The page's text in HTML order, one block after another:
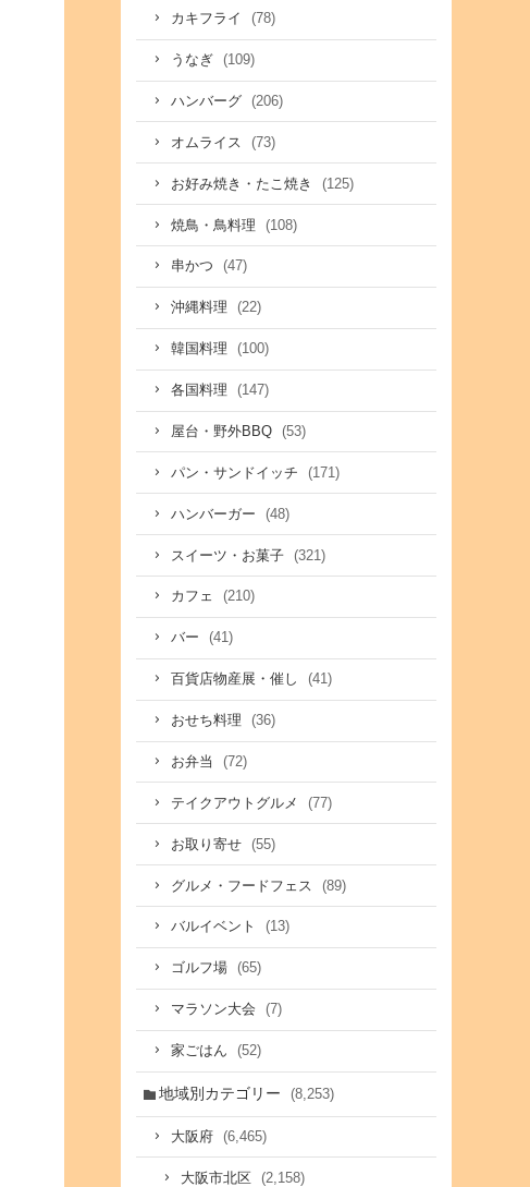
カキフライ (78)
うなぎ (109)
ハンバーグ (206)
オムライス (73)
お好み焼き・たこ焼き (125)
焼鳥・鳥料理 (108)
串かつ (47)
沖縄料理 (22)
韓国料理 (100)
各国料理 (147)
屋台・野外BBQ (53)
パン・サンドイッチ (171)
ハンバーガー (48)
スイーツ・お菓子 (321)
カフェ (210)
バー (41)
百貨店物産展・催し (41)
おせち料理 (36)
お弁当 (72)
テイクアウトグルメ (77)
お取り寄せ (55)
グルメ・フードフェス (89)
バルイベント (13)
ゴルフ場 (65)
マラソン大会 (7)
家ごはん (52)
地域別カテゴリー (8,253)
大阪府 (6,465)
大阪市北区 (2,158)